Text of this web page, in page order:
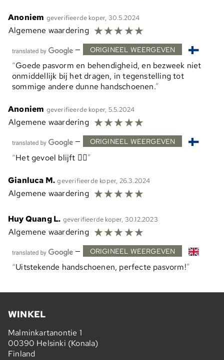
Anoniem geverifieerde koper, 30.5.2024
Algemene waardering ☆☆☆☆☆
— ORIGINEEL WEERGEVEN
Goede pasvorm en behendigheid, en bezweek niet
onmiddellijk bij het dragen, in tegenstelling tot
sommige andere dunne handschoenen.
Anoniem geverifieerde koper, 5.5.2024
Algemene waardering ☆☆☆☆☆
— ORIGINEEL WEERGEVEN
Het gevoel blijft 👍🏼
Gianluca M. geverifieerde koper, 26.3.2024
Algemene waardering ☆☆☆☆☆
Huy Quang L. geverifieerde koper, 30.12.2023
Algemene waardering ☆☆☆☆☆
— ORIGINEEL WEERGEVEN
Uitstekende handschoenen, perfecte pasvorm!
WINKEL
Malminkartanontie 1
00390 Helsinki (Konala)
Finland